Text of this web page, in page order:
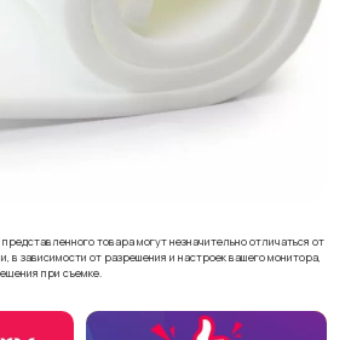
товара могут незначительно отличаться от
в зависимости от разрешения и настроек вашего монитора,
при съемке.